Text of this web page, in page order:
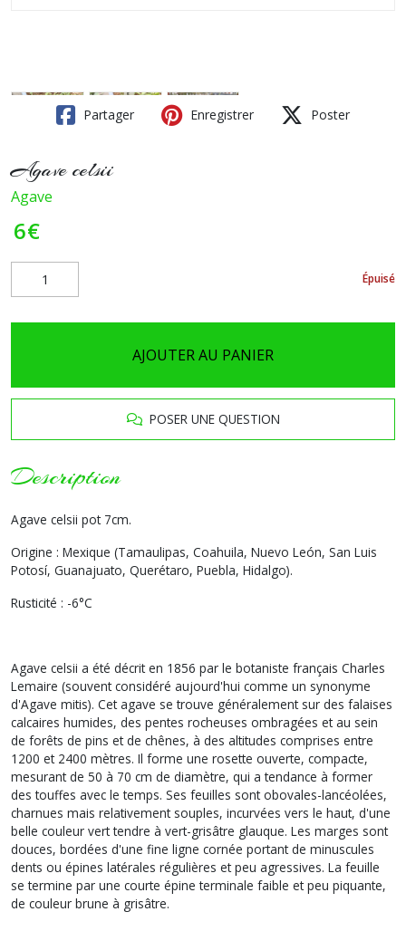
Partager Enregistrer Poster
Agave celsii
Agave
6€
Épuisé
AJOUTER AU PANIER
POSER UNE QUESTION
Description
Agave celsii pot 7cm.
Origine : Mexique (Tamaulipas, Coahuila, Nuevo León, San Luis
Potosí, Guanajuato, Querétaro, Puebla, Hidalgo).
Rusticité : -6°C
Agave celsii a été décrit en 1856 par le botaniste français Charles
Lemaire (souvent considéré aujourd'hui comme un synonyme
d'Agave mitis). Cet agave se trouve généralement sur des falaises
calcaires humides, des pentes rocheuses ombragées et au sein
de forêts de pins et de chênes, à des altitudes comprises entre
1200 et 2400 mètres. Il forme une rosette ouverte, compacte,
mesurant de 50 à 70 cm de diamètre, qui a tendance à former
des touffes avec le temps. Ses feuilles sont obovales-lancéolées,
charnues mais relativement souples, incurvées vers le haut, d'une
belle couleur vert tendre à vert-grisâtre glauque. Les marges sont
douces, bordées d'une fine ligne cornée portant de minuscules
dents ou épines latérales régulières et peu agressives. La feuille
se termine par une courte épine terminale faible et peu piquante,
de couleur brune à grisâtre.